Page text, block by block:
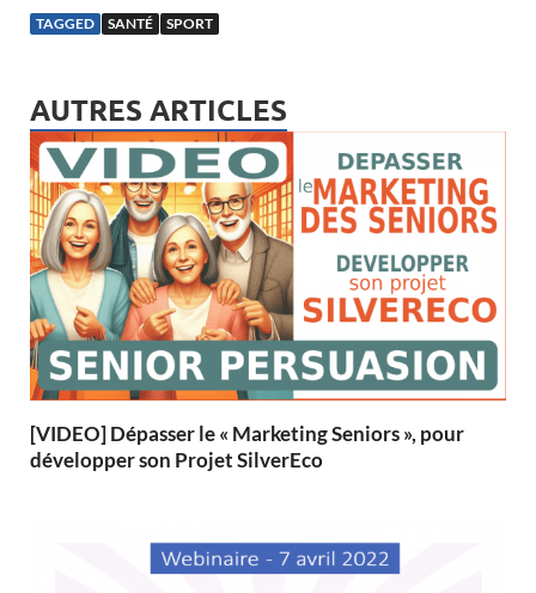
TAGGED SANTÉ SPORT
AUTRES ARTICLES
[VIDEO] Dépasser le « Marketing Seniors », pour
développer son Projet SilverEco